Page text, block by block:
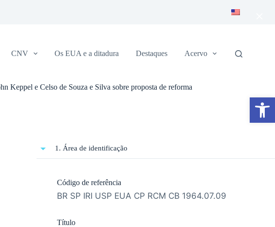
Abrir a barra de ferramentas
CNV Os EUA e a ditadura Destaques Acervo
Keppel e Celso de Souza e Silva sobre proposta de reforma
1. Área de identificação
Código de referência
BR SP IRI USP EUA CP RCM CB 1964.07.09
Título